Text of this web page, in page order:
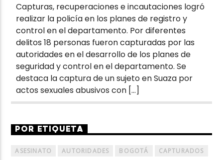
Capturas, recuperaciones e incautaciones logró
realizar la policía en los planes de registro y
control en el departamento. Por diferentes
delitos 18 personas fueron capturadas por las
autoridades en el desarrollo de los planes de
seguridad y control en el departamento. Se
destaca la captura de un sujeto en Suaza por
actos sexuales abusivos con […]
POR ETIQUETA
ASESINATO AUTORIDADES BOGOTÁ
CAPTURADOS